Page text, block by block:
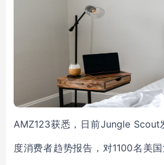
AMZ123获悉，日前Jungle Scout
度消费者趋势报告，对1100名美